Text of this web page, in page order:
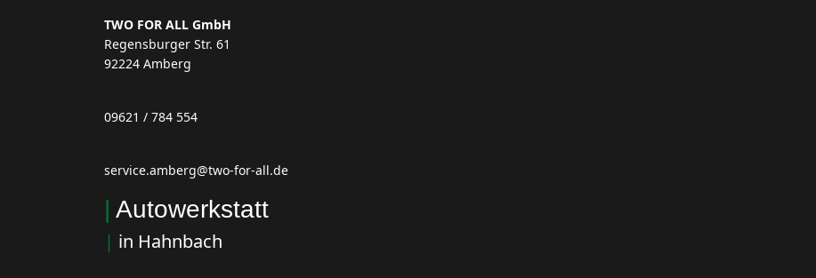
TWO FOR ALL GmbH
Regensburger Str. 61
92224 Amberg
09621 / 784 554
service.amberg@two-for-all.de
| Autowerkstatt
| in Hahnbach